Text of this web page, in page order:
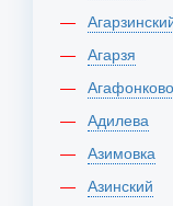
Агарзя
Агафонково
Адилева
Азимовка
Азинский